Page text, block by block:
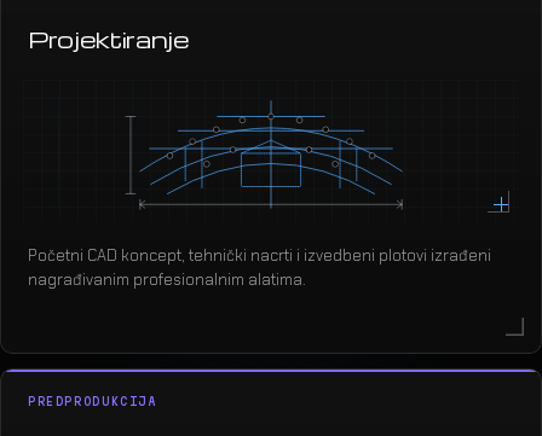
Projektiranje
Početni CAD koncept, tehnički nacrti i izvedbeni plotovi izrađeni
nagrađivanim profesionalnim alatima.
PREDPRODUKCIJA